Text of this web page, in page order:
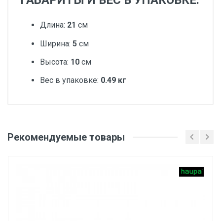
Длина: 21 см
Ширина: 5 см
Высота: 10 см
Вес в упаковке: 0.49 кг
Тип товара
Рекомендуемые товары